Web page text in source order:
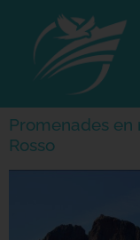
Promenades
Rosso